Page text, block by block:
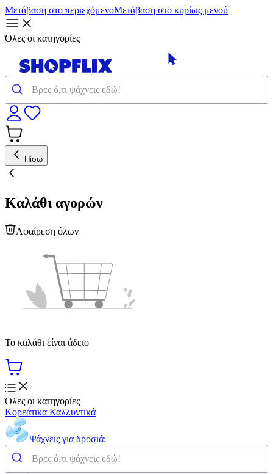
Μετάβαση στο περιεχόμενοΜετάβαση στο κυρίως μενού
Όλες οι κατηγορίες
Πίσω
Καλάθι αγορών
Αφαίρεση όλων
Το καλάθι είναι άδειο
Όλες οι κατηγορίες
Κορεάτικα Καλλυντικά
Ψάχνεις για δροσιά;